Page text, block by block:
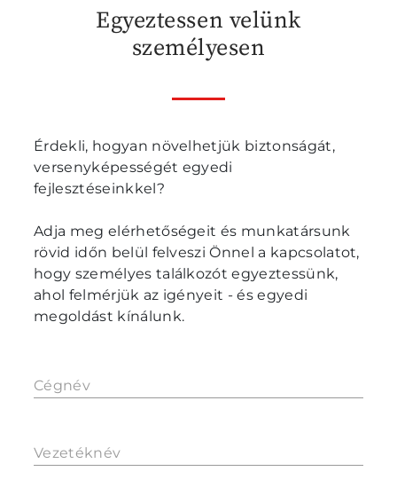
Egyeztessen velünk
személyesen
Érdekli, hogyan növelhetjük biztonságát,
versenyképességét egyedi
fejlesztéseinkkel?
Adja meg elérhetőségeit és munkatársunk
rövid időn belül felveszi Önnel a kapcsolatot,
hogy személyes találkozót egyeztessünk,
ahol felmérjük az igényeit - és egyedi
megoldást kínálunk.
Cégnév
Vezetéknév